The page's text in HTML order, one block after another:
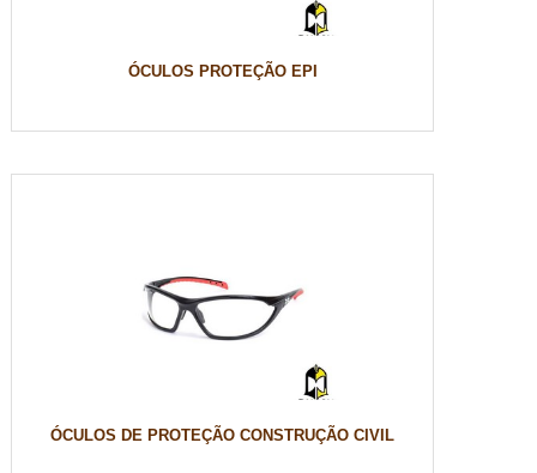
ÓCULOS PROTEÇÃO EPI
ÓCULOS DE PROTEÇÃO CONSTRUÇÃO CIVIL